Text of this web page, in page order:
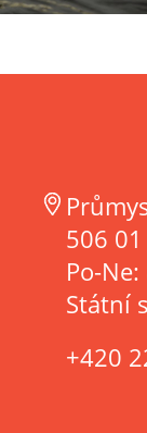
506 01
Po-
Státní
+420